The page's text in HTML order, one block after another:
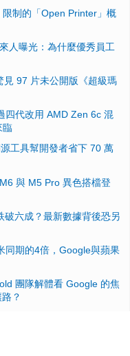
制的「Open Printer」概
人曝光：為什麼優秀員工
見 97 片未公開版《超級瑪
四代改用 AMD Zen 6c 混
臨
工具幫開發者省下 70 萬
與 M5 Pro 異色搭檔登
破六成？最新數據背後恐另
同期的4倍，Google與蘋果
團隊解體看 Google 的焦
？